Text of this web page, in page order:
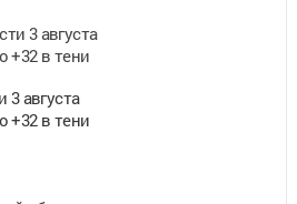
3 августа
+32 в тени